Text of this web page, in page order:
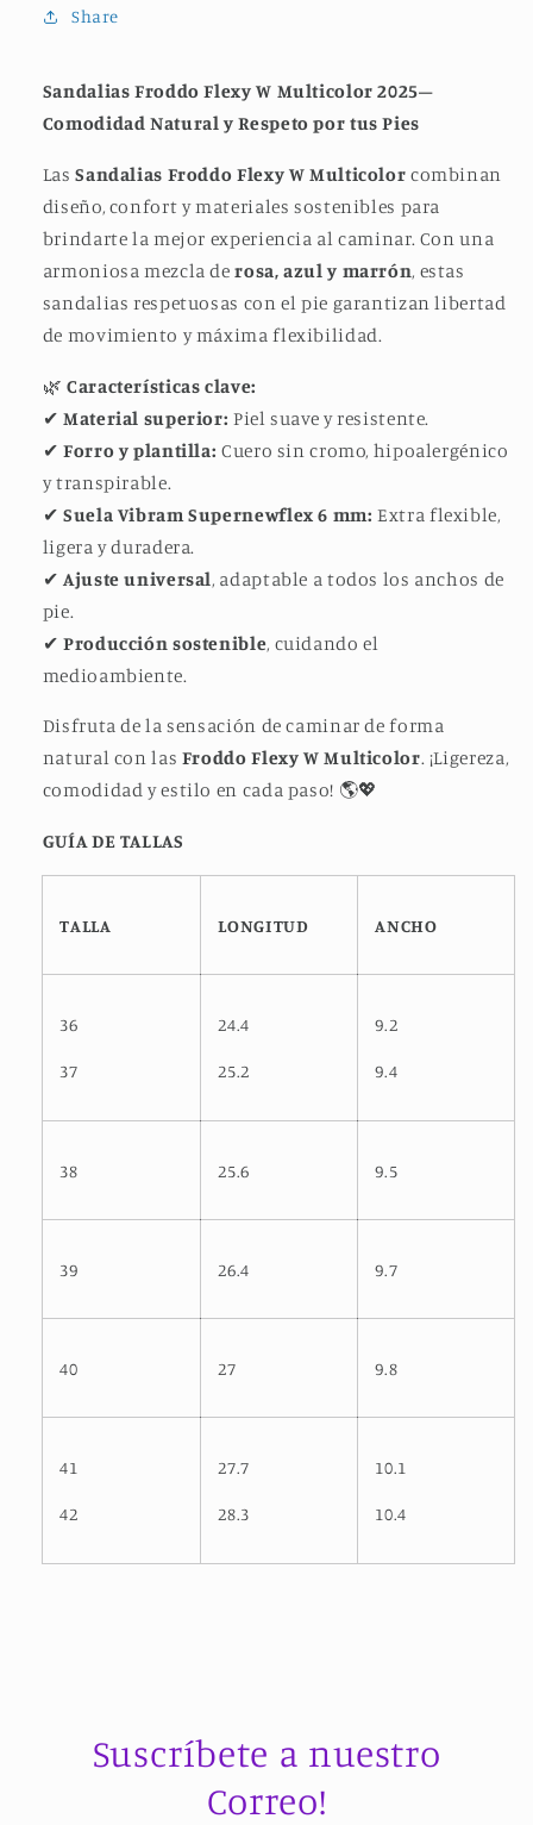
Share
Sandalias Froddo Flexy W Multicolor 2025–
Comodidad Natural y Respeto por tus Pies
LasSandalias Froddo Flexy W Multicolor combinan
diseño, confort y materiales sostenibles para
brindarte la mejor experiencia al caminar. Con una
armoniosa mezcla derosa, azul y marrón, estas
sandalias respetuosas con el pie garantizan libertad
de movimiento y máxima flexibilidad.
🌿Características clave:
✔Material superior: Piel suave y resistente.
✔Forro y plantilla: Cuero sin cromo, hipoalergénico
y transpirable.
✔Suela Vibram Supernewflex 6 mm: Extra flexible,
ligera y duradera.
✔ Ajuste universal, adaptable a todos los anchos de
pie.
✔Producción sostenible, cuidando el
medioambiente.
Disfruta de la sensación de caminar de forma
natural con las Froddo Flexy W Multicolor. ¡Ligereza,
comodidad y estilo en cada paso! 🌎💖
GUÍA DE TALLAS
TALLA LONGITUD ANCHO
36
37
24.4
25.2
9.2
9.4
38 25.6 9.5
39 26.4 9.7
40 27 9.8
41
42
27.7
28.3
10.1
10.4
Suscríbete a nuestro
Correo!